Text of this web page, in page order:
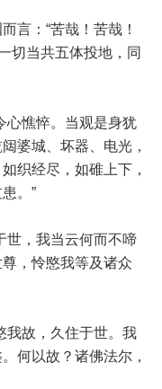
言：“苦哉！苦哉！
切当共五体投地，同
心憔悴。当观是身犹
婆城、坏器、电光，
织经尽，如碓上下，
。”
世，我当云何而不啼
，怜愍我等及诸众
我故，久住于世。我
何以故？诸佛法尔，